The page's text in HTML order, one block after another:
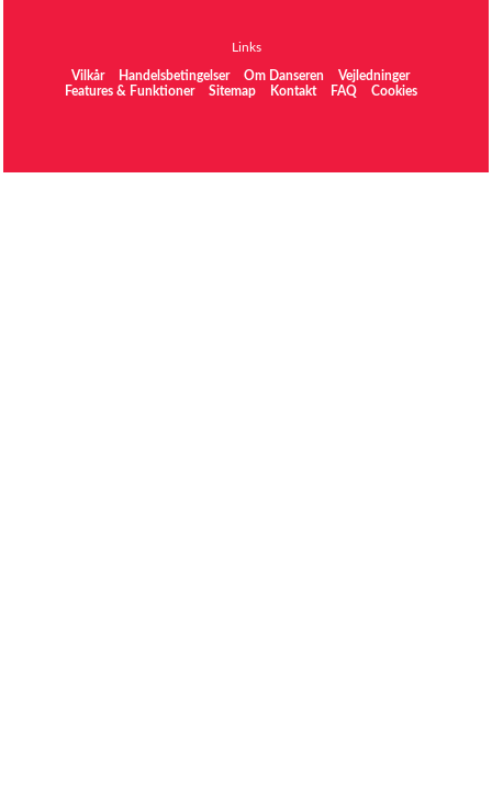
Links
Vilkår Handelsbetingelser Om Danseren
Vejledninger
Features & Funktioner
Sitemap Kontakt FAQ Cookies